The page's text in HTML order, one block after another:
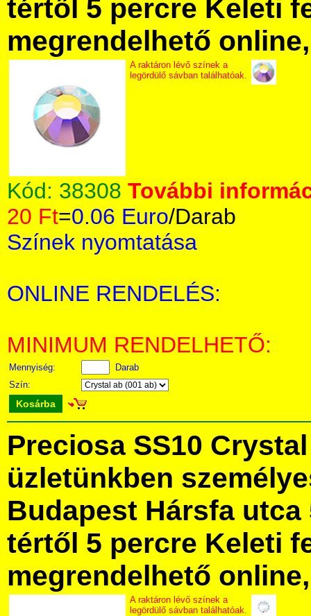
tértől 5 percre Keleti
megrendelhető
A raktáron lévő színek a
legördülő sávban találhatóak.
Kód: 38308 További
20 Ft=0.06 Euro/Darab
Színek nyomtatása
ONLINE RENDELÉS:
MINIMUM RENDELHETŐ:
Mennyiség:
Darab
Szín:
Kosárba
Preciosa SS10
üzletünkben
Budapest Hársfa utca
tértől 5 percre Keleti
megrendelhető
A raktáron lévő színek a
legördülő sávban találhatóak.